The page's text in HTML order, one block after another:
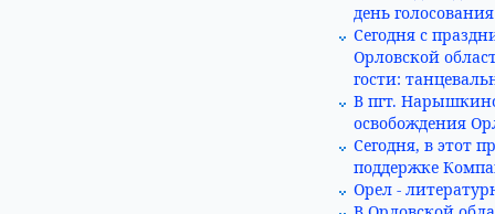
день
Сегодня с
Орловской
гости:
В пгт.
освобождения
Сегодня, в этот
поддержке
Орел -